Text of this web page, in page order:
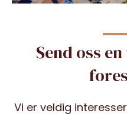
Send oss
Vi er veldig